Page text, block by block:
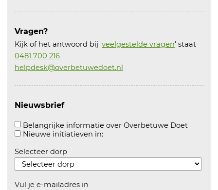
Vragen?
Kijk of het antwoord bij 'veelgestelde vragen' staat
0481 700 216
helpdesk@overbetuwedoet.nl
Nieuwsbrief
Belangrijke informatie over Overbetuwe Doet
Nieuwe initiatieven in:Aanvinken om informatie over
Selecteer dorp
Vul je e-mailadres in